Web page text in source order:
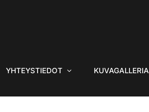
YHTEYSTIEDOT KUVAGALLERIA